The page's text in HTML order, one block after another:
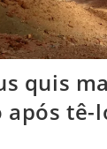
quis
após tê-